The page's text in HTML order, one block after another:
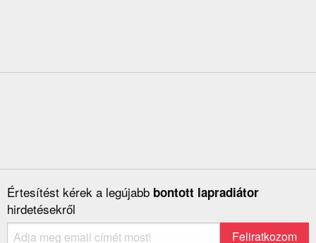
Értesítést kérek a legújabb bontott lapradiátor
hirdetésekről